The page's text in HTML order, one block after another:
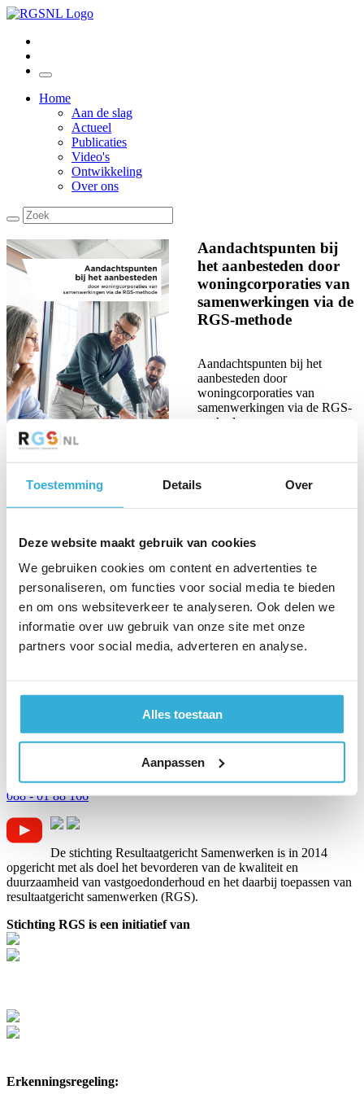
Toestemming Details Over
Deze website maakt gebruik van cookies
We gebruiken cookies om content en advertenties te
personaliseren, om functies voor social media te bieden
en om ons websiteverkeer te analyseren. Ook delen we
informatie over uw gebruik van onze site met onze
partners voor social media, adverteren en analyse.
Alles toestaan
Aanpassen
Home
Aan de slag
Actueel
Publicaties
Video's
Ontwikkeling
Over ons
Aandachtspunten bij
het aanbesteden door
woningcorporaties van
samenwerkingen via de
RGS-methode
Aandachtspunten bij het
aanbesteden door
woningcorporaties van
samenwerkingen via de RGS-
methode.
met AKD Advocaten een
informatieve notitie opgesteld
over de juridische kaders van
Europees aanbesteden van RGS-samenwerkingen. De stichting
opdrachtnemers, zodat kan worden voorgesorteerd op een mogelijke
aanbestedingsplicht. De notitie beschrijft de situatie van begin 2023
voor wat betreft het huidige juridische (aanbestedingsrechtelijke)
kader en de mogelijke consequenties van de beoordeling door het
Hof voor zowel lopende als toekomstige RGS-samenwerkingen.
Online versie Gratis downloaden
Stichting RGS
Bezoekadres
Postadres
Telefoon
088 - 01 88 166
De stichting Resultaatgericht Samenwerken is in 2014
opgericht met als doel het bevorderen van de kwaliteit en
duurzaamheid van vastgoedonderhoud en het daarbij toepassen van
resultaatgericht samenwerken (RGS).
Stichting RGS is een initiatief van
Erkenningsregeling: